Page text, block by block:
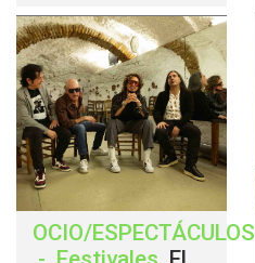
OCIO/ESPECTÁCULOS